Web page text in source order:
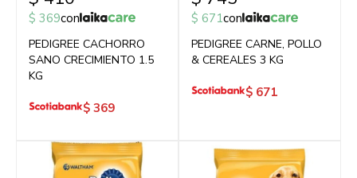
$ 369con
PEDIGREE CACHORRO
SANO CRECIMIENTO 1.5
KG
$ 369
$ 671con
PEDIGREE CARNE, POLLO
& CEREALES 3 KG
$ 671